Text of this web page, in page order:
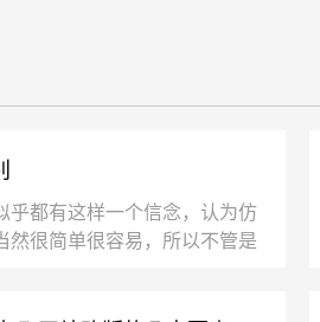
乎都有这样一个信念，认为仿
然很简单很容易，所以不管是